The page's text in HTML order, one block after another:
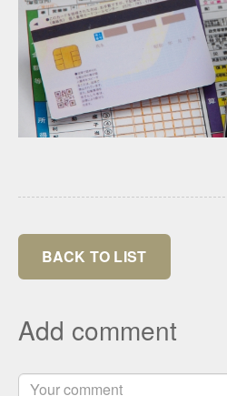
BACK TO LIST
Add comment